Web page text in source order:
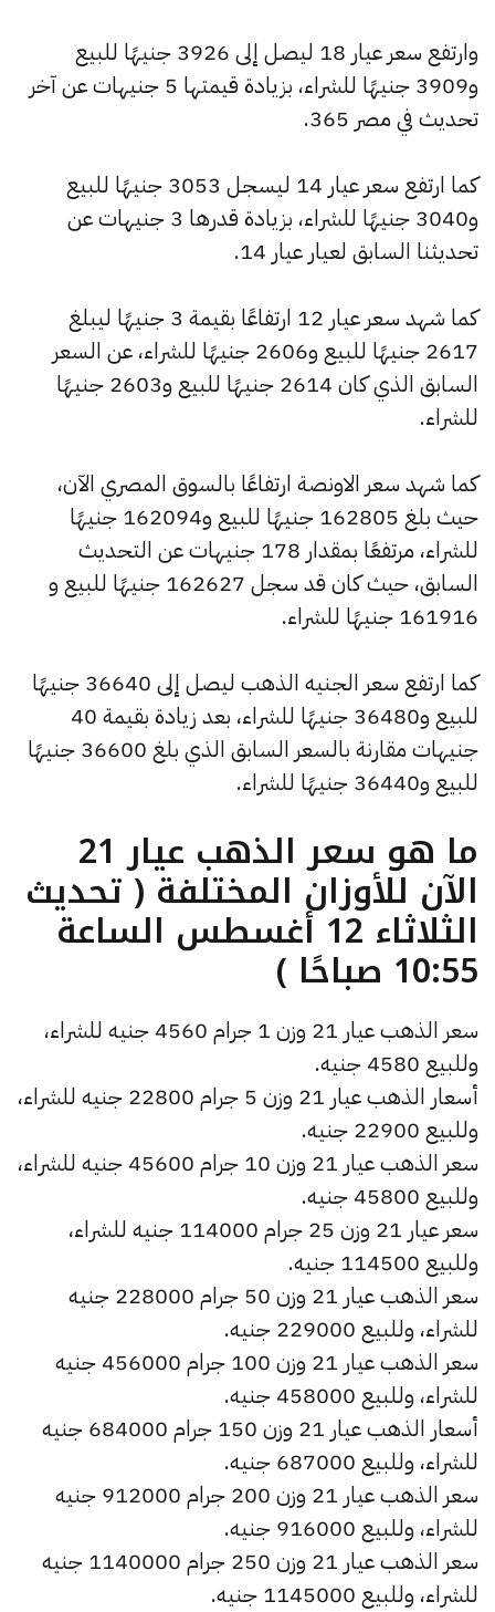
وارتفع سعر عيار 18 ليصل إلى 3926 جنيهًا للبيع
و3909 جنيهًا للشراء، بزيادة قيمتها 5 جنيهات عن آخر
تحديث في مصر 365.
كما ارتفع سعر عيار 14 ليسجل 3053 جنيهًا للبيع
و3040 جنيهًا للشراء، بزيادة قدرها 3 جنيهات عن
تحديثنا السابق لعيار عيار 14.
كما شهد سعر عيار 12 ارتفاعًا بقيمة 3 جنيهًا ليبلغ
2617 جنيهًا للبيع و2606 جنيهًا للشراء، عن السعر
السابق الذي كان 2614 جنيهًا للبيع و2603 جنيهًا
للشراء.
كما شهد سعر الاونصة ارتفاعًا بالسوق المصري الآن،
حيث بلغ 162805 جنيهًا للبيع و162094 جنيهًا
للشراء، مرتفعًا بمقدار 178 جنيهات عن التحديث
السابق، حيث كان قد سجل 162627 جنيهًا للبيع و
161916 جنيهًا للشراء.
كما ارتفع سعر الجنيه الذهب ليصل إلى 36640 جنيهًا
للبيع و36480 جنيهًا للشراء، بعد زيادة بقيمة 40
جنيهات مقارنة بالسعر السابق الذي بلغ 36600 جنيهًا
للبيع و36440 جنيهًا للشراء.
ما هو سعر الذهب عيار 21
الآن للأوزان المختلفة ( تحديث
الثلاثاء 12 أغسطس الساعة
10:55 صباحًا )
سعر الذهب عيار 21 وزن 1 جرام 4560 جنيه للشراء،
وللبيع 4580 جنيه.
أسعار الذهب عيار 21 وزن 5 جرام 22800 جنيه للشراء،
وللبيع 22900 جنيه.
سعر الذهب عيار 21 وزن 10 جرام 45600 جنيه للشراء،
وللبيع 45800 جنيه.
سعر عيار 21 وزن 25 جرام 114000 جنيه للشراء،
وللبيع 114500 جنيه.
سعر الذهب عيار 21 وزن 50 جرام 228000 جنيه
للشراء، وللبيع 229000 جنيه.
سعر الذهب عيار 21 وزن 100 جرام 456000 جنيه
للشراء، وللبيع 458000 جنيه.
أسعار الذهب عيار 21 وزن 150 جرام 684000 جنيه
للشراء، وللبيع 687000 جنيه.
سعر الذهب عيار 21 وزن 200 جرام 912000 جنيه
للشراء، وللبيع 916000 جنيه.
سعر الذهب عيار 21 وزن 250 جرام 1140000 جنيه
للشراء، وللبيع 1145000 جنيه.